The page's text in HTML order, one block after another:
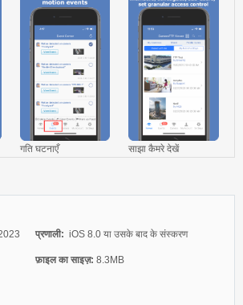
गति घटनाएँ साझा कैमरे देखें
प्रणाली: iOS 8.0 या उसके बाद के संस्करण
फ़ाइल का साइज़: 8.3MB